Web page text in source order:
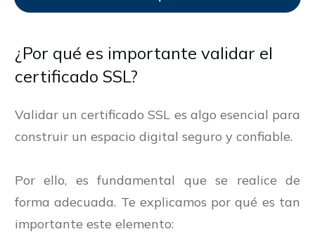
¿Por qué es importante validar el
certificado SSL?
Validar un certificado SSL es algo esencial para
construir un espacio digital seguro y confiable.
Por ello, es fundamental que se realice de
forma adecuada. Te explicamos por qué es tan
importante este elemento: